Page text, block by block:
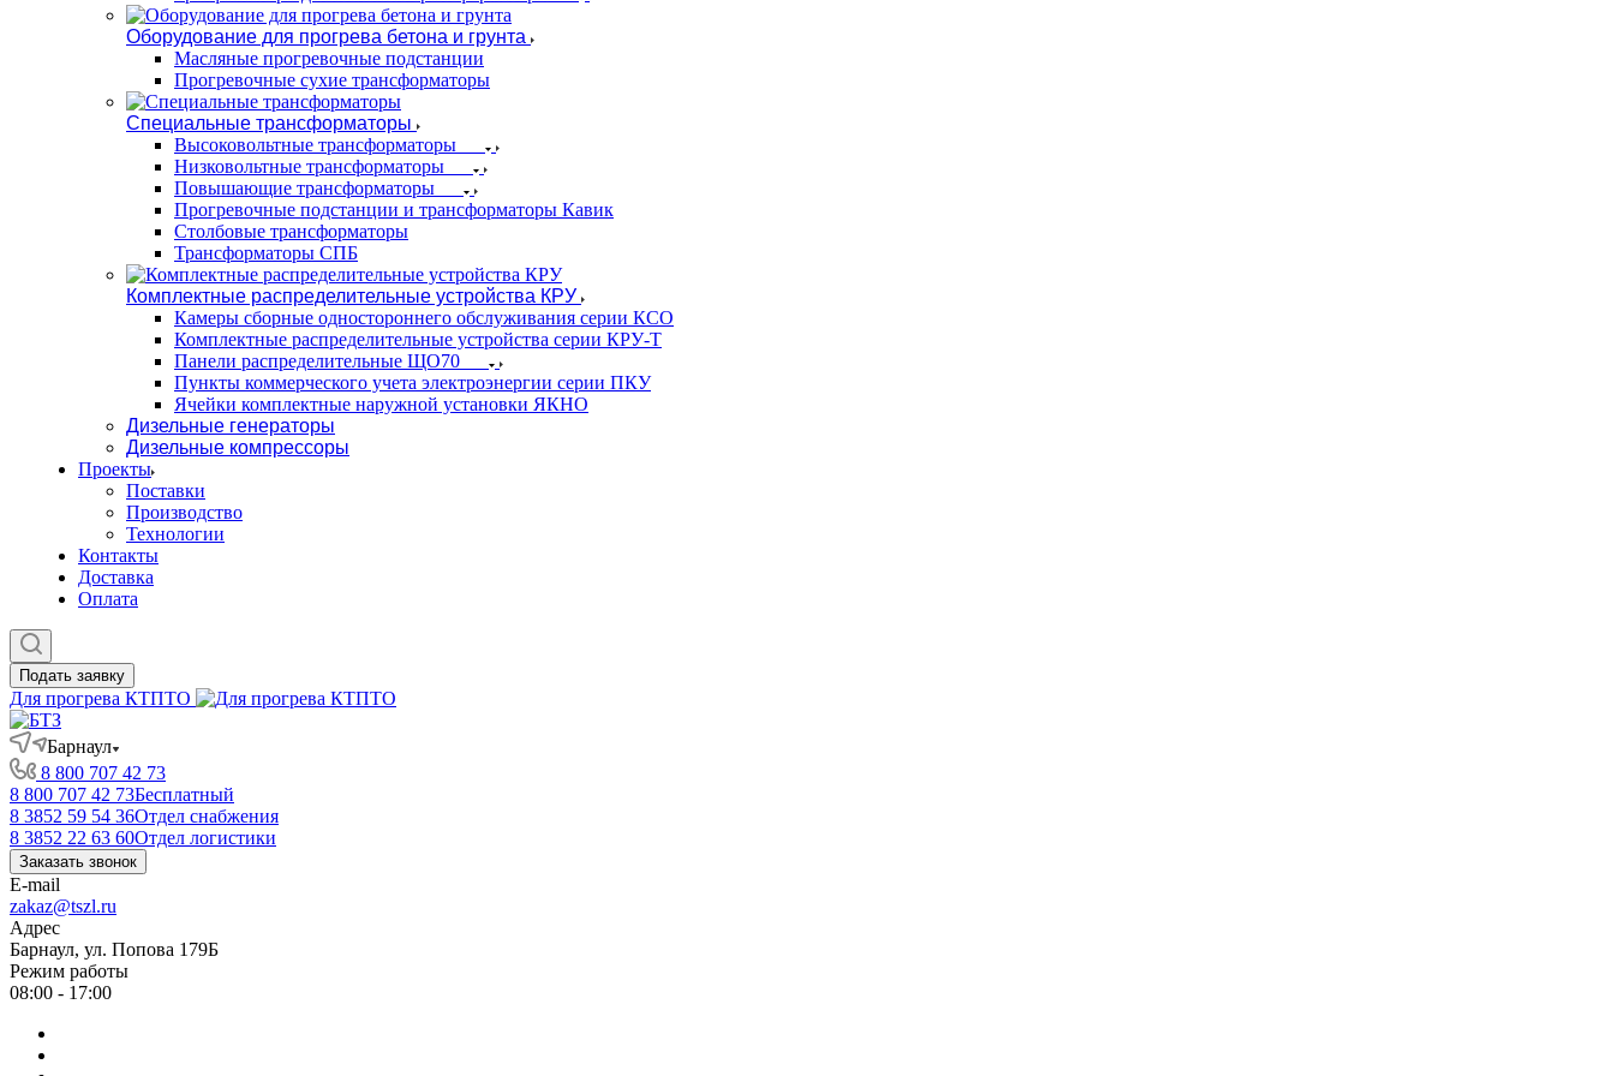
Оборудование для прогрева бетона и грунта
Масляные прогревочные подстанции
Прогревочные сухие трансформаторы
Специальные трансформаторы
Высоковольтные трансформаторы
Низковольтные трансформаторы
Повышающие трансформаторы
Прогревочные подстанции и трансформаторы Кавик
Столбовые трансформаторы
Трансформаторы СПБ
Комплектные распределительные устройства КРУ
Камеры сборные одностороннего обслуживания серии КСО
Комплектные распределительные устройства серии КРУ-Т
Панели распределительные ЩО70
Пункты коммерческого учета электроэнергии серии ПКУ
Ячейки комплектные наружной установки ЯКНО
Дизельные генераторы
Дизельные компрессоры
Проекты
Поставки
Производство
Технологии
Контакты
Доставка
Оплата
Подать заявку
Для прогрева КТПТО
Барнаул
8 800 707 42 73
8 800 707 42 73Бесплатный
8 3852 59 54 36Отдел снабжения
8 3852 22 63 60Отдел логистики
Заказать звонок
E-mail
zakaz@tszl.ru
Адрес
Барнаул, ул. Попова 179Б
Режим работы
08:00 - 17:00